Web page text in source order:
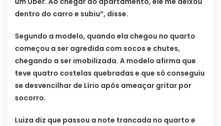
dentro do carro e subiu”, disse.
Segundo a modelo, quando ela chegou no quarto
começou a ser agredida com socos e chutes,
chegando a ser imobilizada. A modelo afirma que
teve quatro costelas quebradas e que só conseguiu
se desvencilhar de Lírio após ameaçar gritar por
socorro.
Luiza diz que passou a note trancada no quarto e